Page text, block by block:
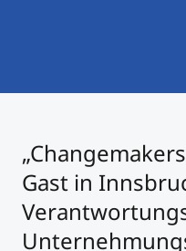
Study
Masterclasses
Management-
Gast in